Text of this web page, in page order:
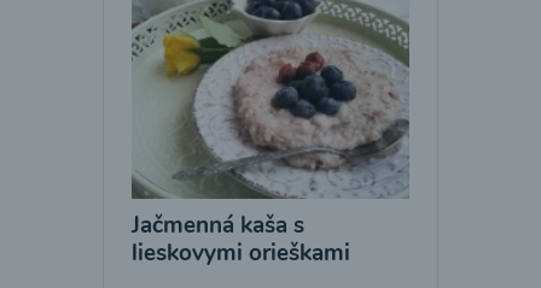
Jačmenná kaša s
lieskovymi orieškami